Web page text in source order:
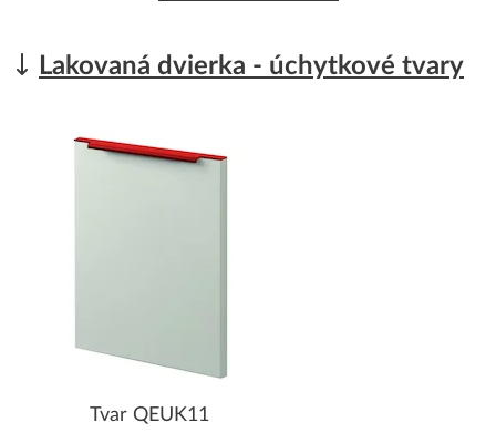
Lakovaná dvierka - úchytkové tvary
Tvar QEUK11